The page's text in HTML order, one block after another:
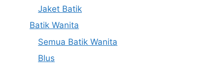
Jaket Batik
Batik Wanita
Semua Batik Wanita
Blus